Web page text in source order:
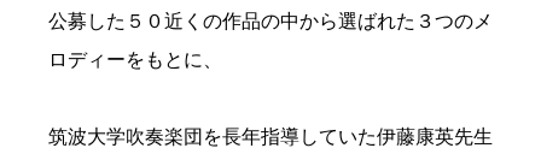
公募した５０近くの作品の中から選ばれた３つのメ
ロディーをもとに、
筑波大学吹奏楽団を長年指導していた伊藤康英先生